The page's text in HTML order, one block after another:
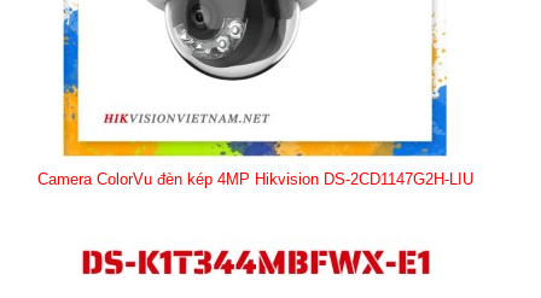
Camera ColorVu đèn kép 4MP Hikvision DS-2CD1147G2H-LIU